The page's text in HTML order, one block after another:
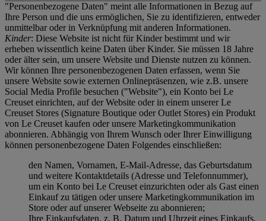
"Personenbezogene Daten" meint alle Informationen in Bezug auf
Ihre Person und die uns ermöglichen, Sie zu identifizieren, entweder
unmittelbar oder in Verknüpfung mit anderen Informationen.
Kinder: Diese Website ist nicht für Kinder bestimmt und wir
erheben wissentlich keine Daten über Kinder. Sie müssen 18 Jahre
oder älter sein, um unsere Website und Dienste nutzen zu können.
Wir können Ihre personenbezogenen Daten erfassen, wenn Sie
unsere Website sowie externen Onlinepräsenzen, wie z.B. unsere
Social Media Profile besuchen ("Website"), ein Konto bei Le
Creuset einrichten, auf der Website oder in einem unserer Le
Creuset Stores (Signature Boutique oder Outlet Stores) ein Produkt
von Le Creuset kaufen oder unsere Marketingkommunikation
abonnieren. Abhängig von Ihrem Wunsch oder Ihrer Einwilligung
können personenbezogene Daten Folgendes einschließen:
den Namen, Vornamen, E-Mail-Adresse, das Geburtsdatum
und weitere Kontaktdetails (Adresse und Telefonnummer),
um ein Konto bei Le Creuset einzurichten oder als Gast einen
Einkauf zu tätigen oder unsere Marketingkommunikation im
Store oder auf unserer Webseite zu abonnieren;
Ihre Einkaufsdaten, z. B. Datum und Uhrzeit eines Einkaufs,